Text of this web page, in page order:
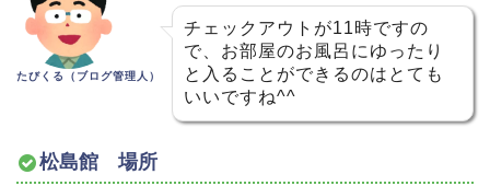
たびくる（ブログ管理人）
チェックアウトが11時ですの
で、お部屋のお風呂にゆったり
と入ることができるのはとても
いいですね^^
松島館 場所